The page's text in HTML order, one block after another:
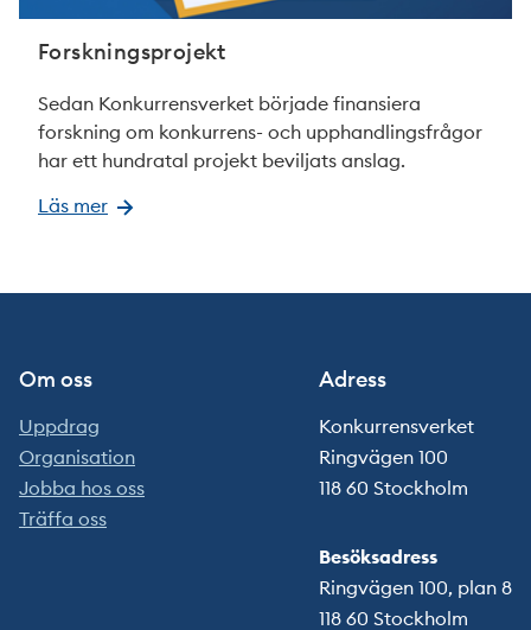
Forskningsprojekt
Sedan Konkurrensverket började finansiera
forskning om konkurrens- och upphandlingsfrågor
har ett hundratal projekt beviljats anslag.
Läs mer
Om oss
Uppdrag
Organisation
Jobba hos oss
Träffa oss
Adress
Konkurrensverket
Ringvägen 100
118 60 Stockholm
Besöksadress
Ringvägen 100, plan 8
118 60 Stockholm